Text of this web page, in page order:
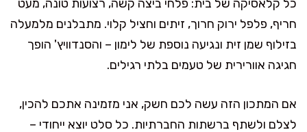
כל קלאסיקה של בית: פלחי ביצה קשה, רצועות טונה, מעט
חריף, פלפל ירוק חרוך, זיתים וחציל קלוי. מתבלנים מלמעלה
בזילוף שמן זית ונגיעה נוספת של לימון – והסנדוויץ' הופך
חגיגה אוורירית של טעמים בלתי רגילים.
אם המתכון הזה עשה לכם חשק, אני מזמינה אתכם להכין,
לצלם ולשתף ברשתות החברתיות. כל סלט יוצא ייחודי –